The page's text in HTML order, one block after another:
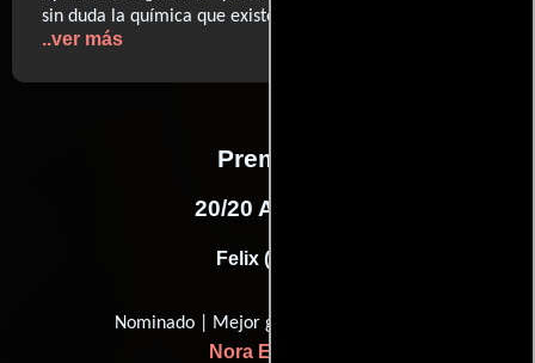
sin duda la química que existe entre Crystal y Ryan (…)
..ver más
Premios
20/20 Awards
Felix (2010)
Nominado | Mejor guión original
Nora Ephron